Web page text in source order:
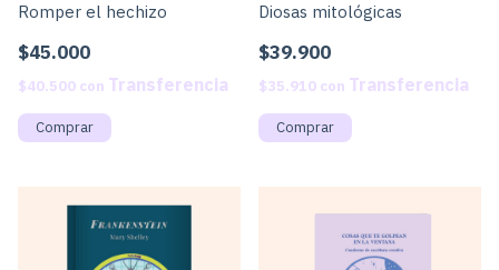
Romper el hechizo
$45.000
$40.500 con
Diosas mitológicas
$39.900
$35.910 con